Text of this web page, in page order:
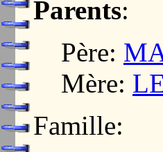
Parents:
Père:
Mère:
Famille: